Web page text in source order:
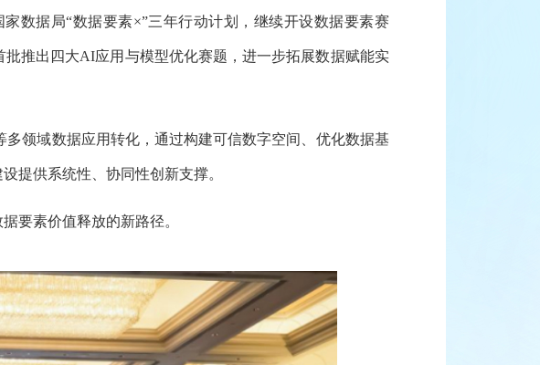
据局“数据要素×”三年行动计划，继续开设数据要素赛
推出四大AI应用与模型优化赛题，进一步拓展数据赋能实
领域数据应用转化，通过构建可信数字空间、优化数据基
提供系统性、协同性创新支撑。
要素价值释放的新路径。